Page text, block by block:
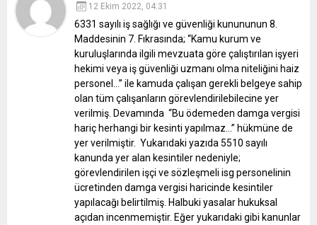
12 Ekim 2022, 04:31
6331 sayılı iş sağlığı ve güvenliği kunununun 8.
Maddesinin 7. Fıkrasında; “Kamu kurum ve
kuruluşlarında ilgili mevzuata göre çalıştırılan işyeri
hekimi veya iş güvenliği uzmanı olma niteliğini haiz
personel…” ile kamuda çalışan gerekli belgeye sahip
olan tüm çalışanların görevlendirilebilecine yer
verilmiş. Devamında “Bu ödemeden damga vergisi
hariç herhangi bir kesinti yapılmaz…” hükmüne de
yer verilmiştir. Yukarıdaki yazıda 5510 sayılı
kanunda yer alan kesintiler nedeniyle;
görevlendirilen işçi ve sözleşmeli isg personelinin
ücretinden damga vergisi haricinde kesintiler
yapılacağı belirtilmiş. Halbuki yasalar hukuksal
açıdan incenmemiştir. Eğer yukarıdaki gibi kanunlar